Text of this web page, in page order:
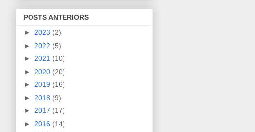
POSTS ANTERIORS
► 2023 (2)
► 2022 (5)
► 2021 (10)
► 2020 (20)
► 2019 (16)
► 2018 (9)
► 2017 (17)
► 2016 (14)